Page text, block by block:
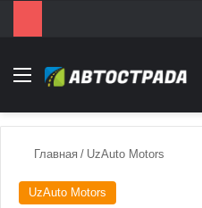
Menu
Главная / UzAuto Motors
UzAuto Motors